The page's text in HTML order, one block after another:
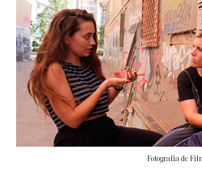
Fotografía de